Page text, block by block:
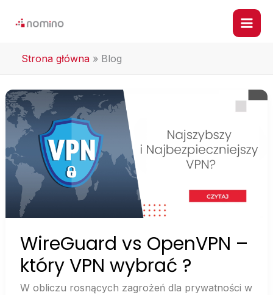
Strona główna » Blog
WireGuard vs OpenVPN –
który VPN wybrać ?
W obliczu rosnących zagrożeń dla prywatności w
WireGuard
vs
OpenVPN
–
który
VPN
wybrać